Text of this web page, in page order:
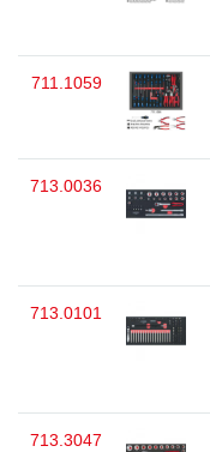
711.1059
713.0036
713.0101
713.3047